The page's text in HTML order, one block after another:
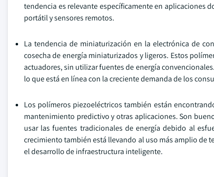
tendencia es relevante específicamente en aplicaciones
portátil y sensores remotos.
La tendencia de miniaturización en la electrónica de
cosecha de energía miniaturizados y ligeros. Estos
actuadores, sin utilizar fuentes de energía
lo que está en línea con la creciente demanda de los
Los polímeros piezoeléctricos también están
mantenimiento predictivo y otras aplicaciones. Son
usar las fuentes tradicionales de energía debido al
crecimiento también está llevando al uso más amplio de
el desarrollo de infraestructura inteligente.